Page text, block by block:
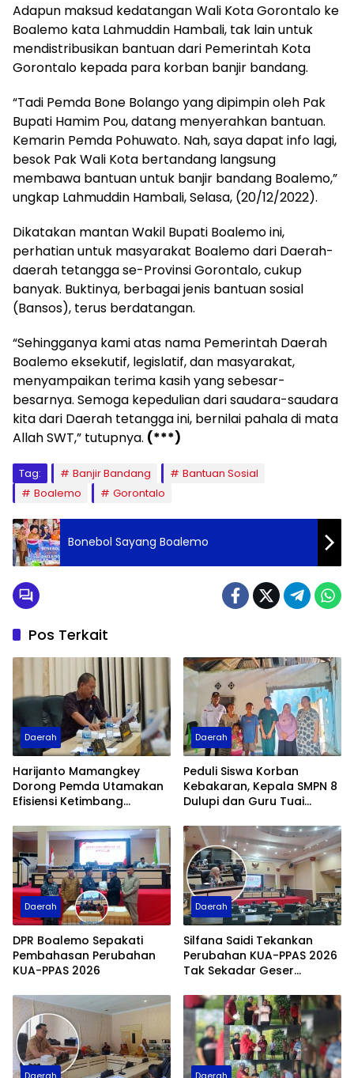
Adapun maksud kedatangan Wali Kota Gorontalo ke
Boalemo kata Lahmuddin Hambali, tak lain untuk
mendistribusikan bantuan dari Pemerintah Kota
Gorontalo kepada para korban banjir bandang.
“Tadi Pemda Bone Bolango yang dipimpin oleh Pak
Bupati Hamim Pou, datang menyerahkan bantuan.
Kemarin Pemda Pohuwato. Nah, saya dapat info lagi,
besok Pak Wali Kota bertandang langsung
membawa bantuan untuk banjir bandang Boalemo,”
ungkap Lahmuddin Hambali, Selasa, (20/12/2022).
Dikatakan mantan Wakil Bupati Boalemo ini,
perhatian untuk masyarakat Boalemo dari Daerah-
daerah tetangga se-Provinsi Gorontalo, cukup
banyak. Buktinya, berbagai jenis bantuan sosial
(Bansos), terus berdatangan.
“Sehingganya kami atas nama Pemerintah Daerah
Boalemo eksekutif, legislatif, dan masyarakat,
menyampaikan terima kasih yang sebesar-
besarnya. Semoga kepedulian dari saudara-saudara
kita dari Daerah tetangga ini, bernilai pahala di mata
Allah SWT,” tutupnya. (***)
Tag: Banjir Bandang
Bantuan Sosial
Boalemo
Gorontalo
Bonebol Sayang Boalemo
Pos Terkait
Daerah
Harijanto Mamangkey
Dorong Pemda Utamakan
Efisiensi Ketimbang
Miliar
Daerah
Peduli Siswa Korban
Kebakaran, Kepala SMPN 8
Dulupi dan Guru Tuai
Perjuangan
Daerah
DPR Boalemo Sepakati
Pembahasan Perubahan
KUA-PPAS 2026
Daerah
Silfana Saidi Tekankan
Perubahan KUA-PPAS 2026
Tak Sekadar Geser
Daerah Daerah